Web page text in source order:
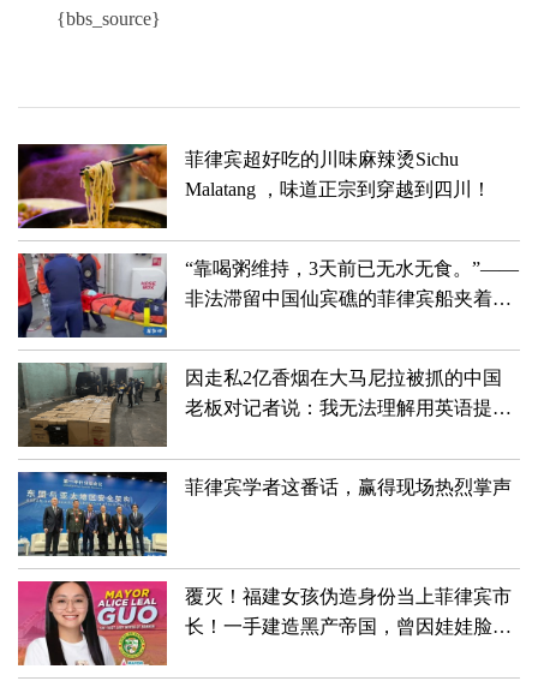
{bbs_source}
菲律宾超好吃的川味麻辣烫Sichu
Malatang ，味道正宗到穿越到四川！
“靠喝粥维持，3天前已无水无食。”——
非法滞留中国仙宾礁的菲律宾船夹着尾
因走私2亿香烟在大马尼拉被抓的中国
老板对记者说：我无法理解用英语提出
菲律宾学者这番话，赢得现场热烈掌声
覆灭！福建女孩伪造身份当上菲律宾市
长！一手建造黑产帝国，曾因娃娃脸深